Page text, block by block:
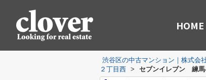
HOME
渋谷区の中古マンション｜株式会
２丁目西 > セブンイレブン 練馬